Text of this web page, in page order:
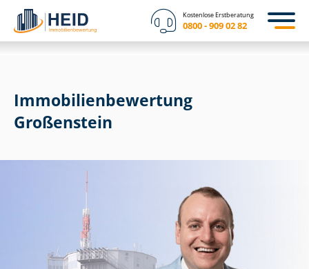
Kostenlose Erstberatung
0800 - 909 02 82
Immobilien­bewertung
Großenstein